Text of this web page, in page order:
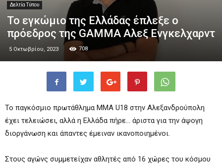
Δελτία Τύπου
Το εγκώμιο της Ελλάδας έπλεξε ο
πρόεδρος της GAMMA Αλεξ Ενγκελχαρντ
5 Οκτωβρίου, 2023 708
Το παγκόσμιο πρωτάθλημα ΜΜΑ U18 στην Αλεξανδρούπολη
έχει τελειώσει, αλλά η Ελλάδα πήρε… άριστα για την άψογη
διοργάνωση και άπαντες έμειναν ικανοποιημένοι.
Στους αγώνς συμμετείχαν αθλητές από 16 χώρες του κόσμου